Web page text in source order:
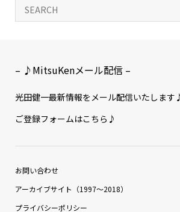
– ♪MitsuKenメール配信 –
光田健一最新情報をメール配信いたします
ご登録フォームはこちら♪
お問い合わせ
アーカイブサイト（1997〜2018）
プライバシーポリシー